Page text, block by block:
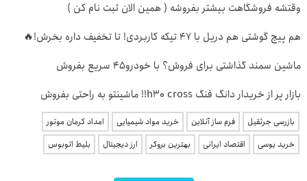
وقتشه فروشگاهت بیشتر بفروشه ( همین الان ثبت نام کن )
هم پیچ گوشتی هم دریل با 47 تیکه کاربردی! تا تخفیف داره بخرش!🔥
ماشین سمند گذاشتی برای فروش؟ با خودرو45 سریع بفروش
بازار پر از خریدار دانگ فنگ h30 cross!! ماشینتو به راحتی بفروش
بازرسی جرثقیل فرم ساز آنلاین خرید مواد شیمیایی
امداد کرمان موتور
خرید یوسی
اقتصاد ایرانی بهترین بروکر ارز دیجیتال بلیط اتوبوس